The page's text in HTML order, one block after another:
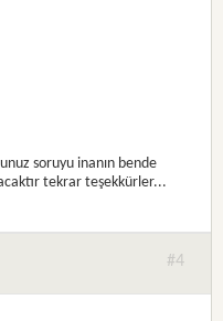
soruyu inanın bende
tekrar teşekkürler...
#4